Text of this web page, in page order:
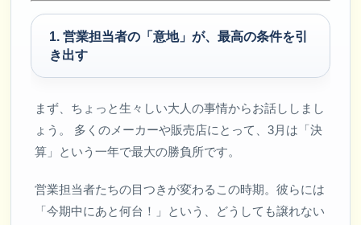
1. 営業担当者の「意地」が、最高の条件を引
き出す
まず、ちょっと生々しい大人の事情からお話ししまし
ょう。 多くのメーカーや販売店にとって、3月は「決
算」という一年で最大の勝負所です。
営業担当者たちの目つきが変わるこの時期。彼らには
「今期中にあと何台！」という、どうしても譲れない